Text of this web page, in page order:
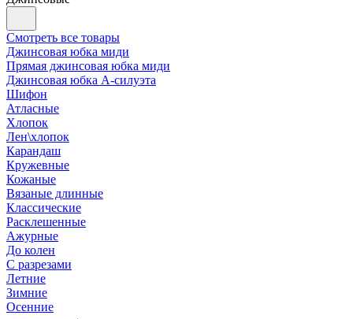
Смотреть все товары
Джинсовая юбка миди
Прямая джинсовая юбка миди
Джинсовая юбка А-силуэта
Шифон
Атласные
Хлопок
Лен\хлопок
Карандаш
Кружевные
Кожаные
Вязаные длинные
Классические
Расклешенные
Ажурные
До колен
С разрезами
Летние
Зимние
Осенние